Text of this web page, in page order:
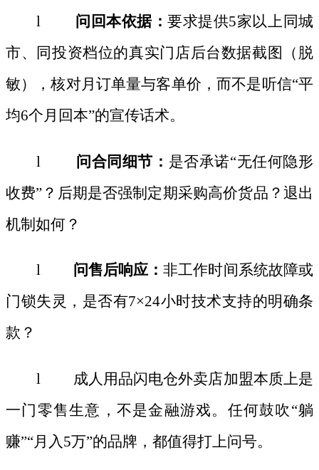
l 问回本依据：要求提供5家以上同城
市、同投资档位的真实门店后台数据截图（脱
敏），核对月订单量与客单价，而不是听信“平
均6个月回本”的宣传话术。
l 问合同细节： 是否承诺“无任何隐形
收费”？后期是否强制定期采购高价货品？退出
机制如何？
l 问售后响应：非工作时间系统故障或
门锁失灵，是否有7×24小时技术支持的明确条
款？
l 成人用品闪电仓外卖店加盟本质上是
一门零售生意，不是金融游戏。任何鼓吹“躺
赚”“月入5万”的品牌，都值得打上问号。